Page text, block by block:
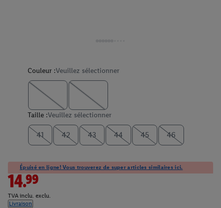
Couleur :Veuillez sélectionner
Taille :Veuillez sélectionner
41 42 43 44 45 46
Épuisé en ligne! Vous trouverez de super articles similaires ici.
14.99
TVA inclu. exclu.
Livraison